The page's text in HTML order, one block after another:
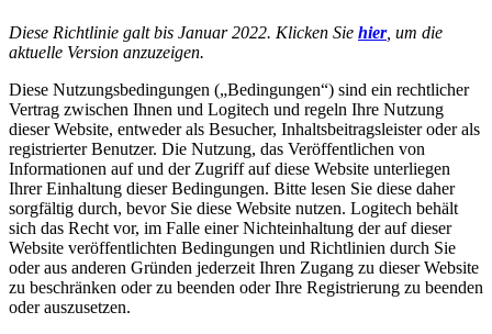
Diese Richtlinie galt bis Januar 2022. Klicken Sie hier, um die
aktuelle Version anzuzeigen.
Diese Nutzungsbedingungen („Bedingungen“) sind ein rechtlicher
Vertrag zwischen Ihnen und Logitech und regeln Ihre Nutzung
dieser Website, entweder als Besucher, Inhaltsbeitragsleister oder als
registrierter Benutzer. Die Nutzung, das Veröffentlichen von
Informationen auf und der Zugriff auf diese Website unterliegen
Ihrer Einhaltung dieser Bedingungen. Bitte lesen Sie diese daher
sorgfältig durch, bevor Sie diese Website nutzen. Logitech behält
sich das Recht vor, im Falle einer Nichteinhaltung der auf dieser
Website veröffentlichten Bedingungen und Richtlinien durch Sie
oder aus anderen Gründen jederzeit Ihren Zugang zu dieser Website
zu beschränken oder zu beenden oder Ihre Registrierung zu beenden
oder auszusetzen.